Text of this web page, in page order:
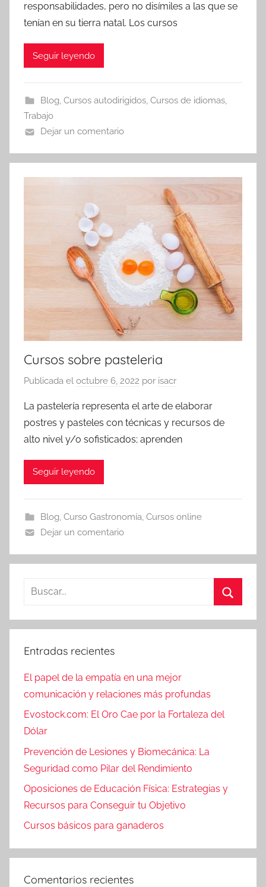
responsabilidades, pero no disímiles a las que se
tenían en su tierra natal. Los cursos
Seguir leyendo
Blog, Cursos autodirigidos, Cursos de idiomas,
Trabajo
Dejar un comentario
Cursos sobre pasteleria
Publicada el octubre 6, 2022 por isacr
La pastelería representa el arte de elaborar
postres y pasteles con técnicas y recursos de
alto nivel y/o sofisticados; aprenden
Seguir leyendo
Blog, Curso Gastronomía, Cursos online
Dejar un comentario
Buscar:
Entradas recientes
El papel de la empatía en una mejor
comunicación y relaciones más profundas
Evostock.com: El Oro Cae por la Fortaleza del
Dólar
Prevención de Lesiones y Biomecánica: La
Seguridad como Pilar del Rendimiento
Oposiciones de Educación Física: Estrategias y
Recursos para Conseguir tu Objetivo
Cursos básicos para ganaderos
Comentarios recientes